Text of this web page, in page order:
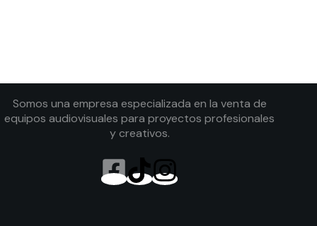
Somos una empresa especializada en la venta de
equipos audiovisuales para proyectos profesionales
y creativos.